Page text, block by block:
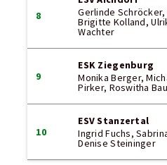
8
Gerlinde
Brigitte Kolland,
Wachter
9
ESK Ziegenburg
Monika Berger,
Pirker, Roswitha
10
ESV Stanzertal
Ingrid Fuchs,
Denise Steininger